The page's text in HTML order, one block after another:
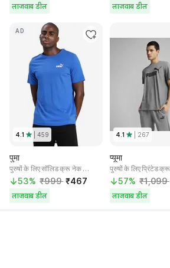
लाजवाब डील
लाजवाब डील
4.1 | 459
पुमा
पुरुषों के लिए सॉलिड क्रू नेक नीला टी-शर्ट
53% ₹999 ₹467
लाजवाब डील
AD
4.1 267
प्यूमा
57% ₹1,099
लाजवाब डील